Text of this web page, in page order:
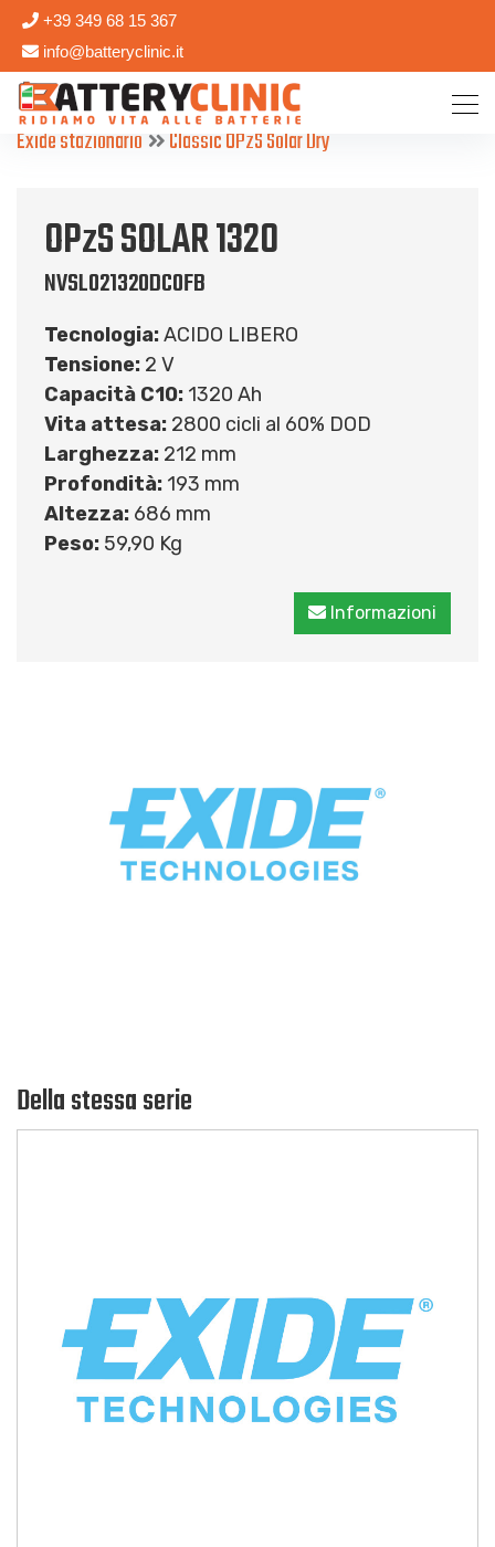
+39 349 68 15 367
info@batteryclinic.it
Exide stazionario Classic OPzS Solar Dry
OPzS SOLAR 1320
NVSL021320DC0FB
Tecnologia:ACIDO LIBERO
Tensione: 2 V
Capacità C10: 1320 Ah
Vita attesa: 2800 cicli al 60% DOD
Larghezza: 212 mm
Profondità: 193 mm
Altezza: 686 mm
Peso: 59,90 Kg
Informazioni
Della stessa serie